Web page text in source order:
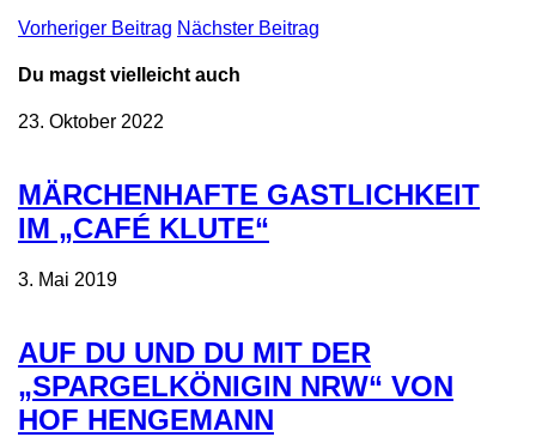
Vorheriger Beitrag Nächster Beitrag
Du magst vielleicht auch
23. Oktober 2022
MÄRCHENHAFTE GASTLICHKEIT
IM „CAFÉ KLUTE“
3. Mai 2019
AUF DU UND DU MIT DER
„SPARGELKÖNIGIN NRW“ VON
HOF HENGEMANN